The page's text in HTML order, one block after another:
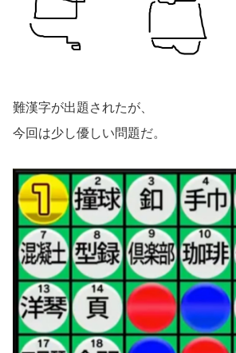
難漢字が出題されたが、
今回は少し優しい問題だ。